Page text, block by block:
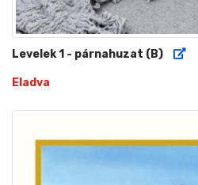
Levelek 1 - párnahuzat (B)
Eladva